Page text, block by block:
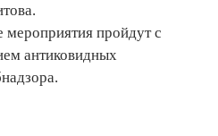
мероприятия пройдут с
антиковидных